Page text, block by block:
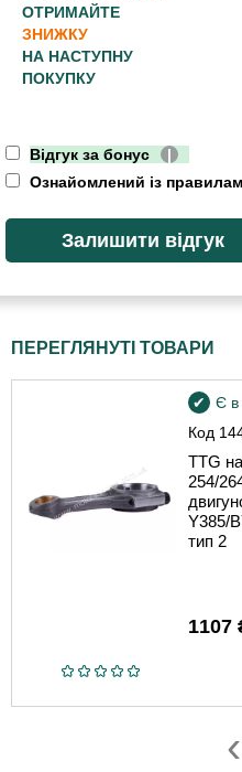
ОТРИМАЙТЕ
ЗНИЖКУ
НА НАСТУПНУ
ПОКУПКУ
Відгук за бонус
|
Ознайомлений із
ПЕРЕГЛЯНУТІ ТОВАРИ
Код
Є в
TTG
254/
Y385/
тип 2
1107
‹